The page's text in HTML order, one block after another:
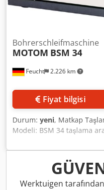
Feucht 2.226 km
Bohrerschleifmaschine
MOTOM BSM 34
Fiyat bilgisi
Durum: yeni, Matkap
Modeli: BSM 34 taşlama
araçları için CBN 200
arasında 1 mm artan
mm artan pense seti
Werktuigen